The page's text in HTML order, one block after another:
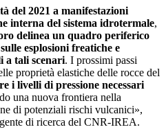
del 2021 a manifestazioni
interna del sistema idrotermale,
delinea un quadro periferico
esplosioni freatiche e
a tali scenari. I prossimi passi
proprietà elastiche delle rocce del
i livelli di pressione necessari
una nuova frontiera nella
di potenziali rischi vulcanici»,
di ricerca del CNR-IREA.